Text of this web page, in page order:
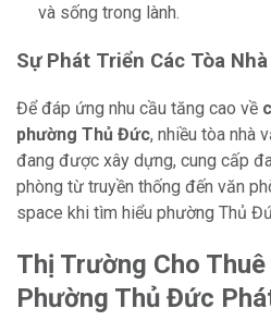
và sống trong lành.
Sự Phát Triển Các Tòa
Để đáp ứng nhu cầu tăng cao về
phường Thủ Đức, nhiều tòa nhà
đang được xây dựng, cung cấp
phòng từ truyền thống đến văn
space khi tìm hiểu phường Thủ
Thị Trường Cho
Phường Thủ Đức